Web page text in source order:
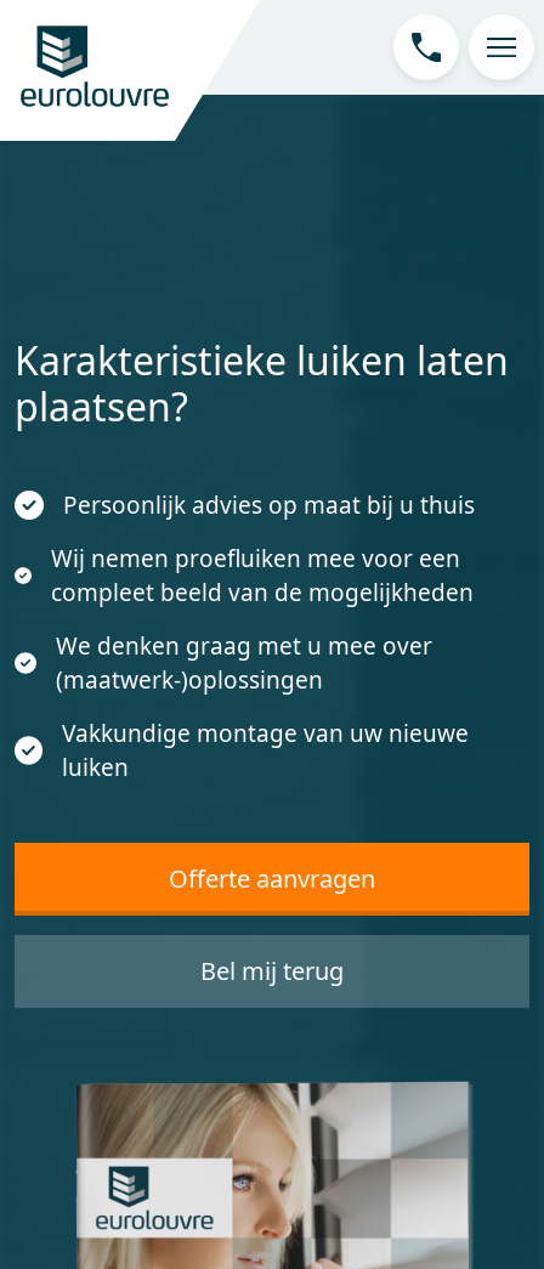
Karakteristieke luiken laten
plaatsen?
Persoonlijk advies op maat bij u thuis
Wij nemen proefluiken mee voor een
compleet beeld van de mogelijkheden
We denken graag met u mee over
(maatwerk-)oplossingen
Vakkundige montage van uw nieuwe
luiken
Offerte aanvragen
Bel mij terug